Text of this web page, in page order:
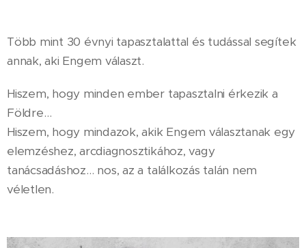
Több mint 30 évnyi tapasztalattal és tudással segítek
annak, aki Engem választ.
Hiszem, hogy minden ember tapasztalni érkezik a
Földre…
Hiszem, hogy mindazok, akik Engem választanak egy
elemzéshez, arcdiagnosztikához, vagy
tanácsadáshoz… nos, az a találkozás talán nem
véletlen.